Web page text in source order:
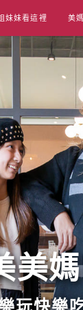
妹妹看這裡 美
美